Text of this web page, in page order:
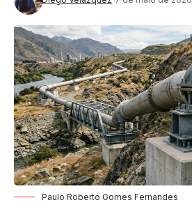
Paulo Roberto Gomes Fernandes